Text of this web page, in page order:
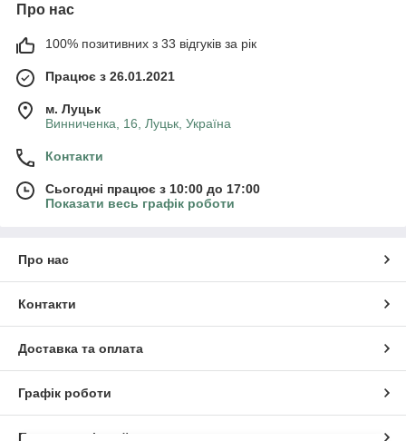
Про нас
100% позитивних з 33 відгуків за рік
Працює з 26.01.2021
м. Луцьк
Винниченка, 16, Луцьк, Україна
Контакти
Сьогодні працює з 10:00 до 17:00
Показати весь графік роботи
Про нас
Контакти
Доставка та оплата
Графік роботи
Повна версія сайту